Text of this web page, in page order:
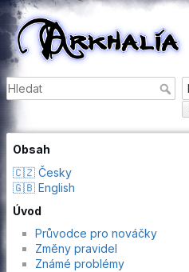
Obsah
🇨🇿 Česky
🇬🇧 English
Úvod
Průvodce pro nováčky
Změny pravidel
Známé problémy